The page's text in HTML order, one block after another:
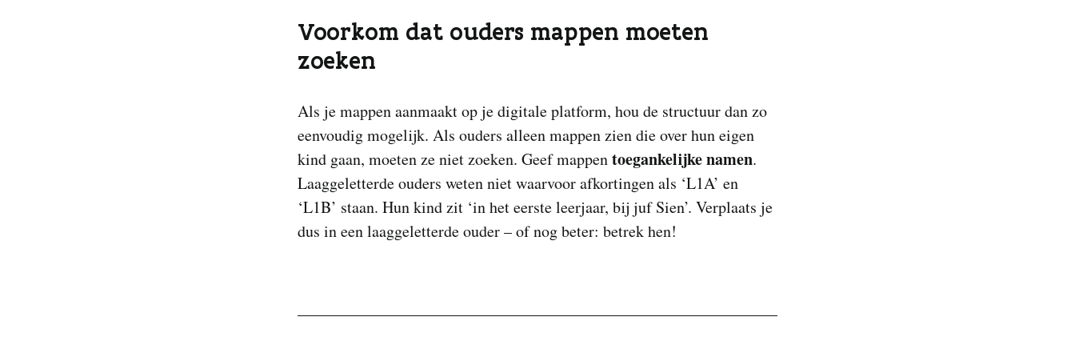
Voorkom dat ouders mappen moeten
zoeken
Als je mappen aanmaakt op je digitale platform, hou de structuur dan zo
eenvoudig mogelijk. Als ouders alleen mappen zien die over hun eigen
kind gaan, moeten ze niet zoeken. Geef mappentoegankelijke namen.
Laaggeletterde ouders weten niet waarvoor afkortingen als ‘L1A’ en
‘L1B’ staan. Hun kind zit ‘in het eerste leerjaar, bij juf Sien’. Verplaats je
dus in een laaggeletterde ouder – of nog beter: betrek hen!